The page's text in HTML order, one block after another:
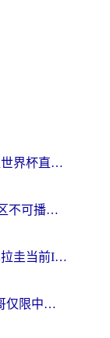
在国外怎么看美国 vs 澳大利亚世界杯直播？海外党必藏的中文解说观赛指南
在加拿大看抖音世界杯当前地区不可播放？海外党体育观赛终极指南
在海外看世界杯直播德国 vs 巴拉圭当前IP受限制？这篇指南帮你轻松解决地区限制
在国外看世界杯法国 VS 摩洛哥仅限中国大陆？别让地域限制拦下你的欢呼